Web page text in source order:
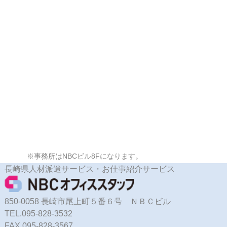
※事務所はNBCビル8Fになります。
長崎県人材派遣サービス・お仕事紹介サービス
850-0058 長崎市尾上町５番６号 ＮＢＣビル
TEL.095-828-3532